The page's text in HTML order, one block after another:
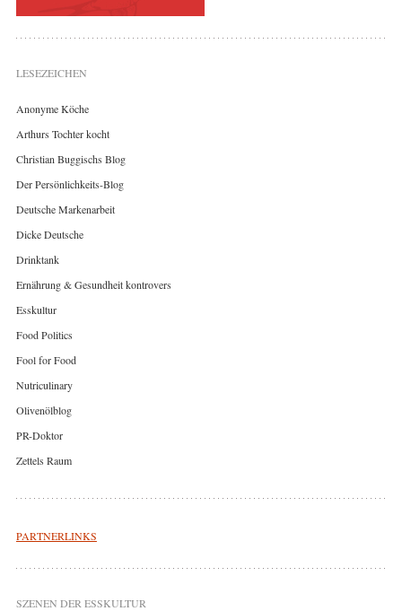
LESEZEICHEN
Anonyme Köche
Arthurs Tochter kocht
Christian Buggischs Blog
Der Persönlichkeits-Blog
Deutsche Markenarbeit
Dicke Deutsche
Drinktank
Ernährung & Gesundheit kontrovers
Esskultur
Food Politics
Fool for Food
Nutriculinary
Olivenölblog
PR-Doktor
Zettels Raum
PARTNERLINKS
SZENEN DER ESSKULTUR